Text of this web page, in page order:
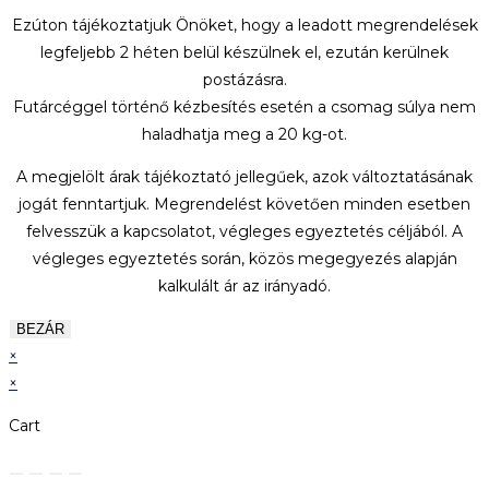
Ezúton tájékoztatjuk Önöket, hogy a leadott megrendelések
legfeljebb 2 héten belül készülnek el, ezután kerülnek
postázásra.
Futárcéggel történő kézbesítés esetén a csomag súlya nem
haladhatja meg a 20 kg-ot.
A megjelölt árak tájékoztató jellegűek, azok változtatásának
jogát fenntartjuk. Megrendelést követően minden esetben
felvesszük a kapcsolatot, végleges egyeztetés céljából. A
végleges egyeztetés során, közös megegyezés alapján
kalkulált ár az irányadó.
BEZÁR
×
×
Cart